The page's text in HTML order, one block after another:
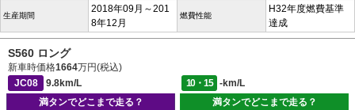
生産期間
2018年09月～201
8年12月
燃費性能
H32年度燃費基準
達成
S560 ロング
新車時価格1664万円(税込)
JC08
9.8km/L 10・15
-km/L
満タンでどこまで走る？
満タンでどこまで走る？